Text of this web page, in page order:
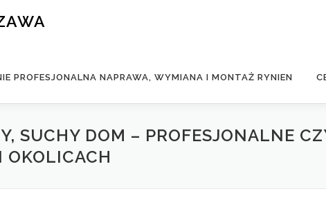
PROFESJONALNA NAPRAWA, WYMIANA I MONTAŻ RYNIEN
SUCHY DOM – PROFESJONALNE
OKOLICACH